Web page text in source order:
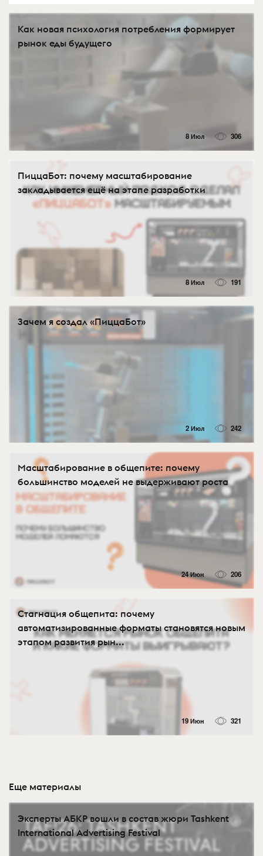
Как новая психология потребления формирует
рынок еды будущего
8 Июл 306
ПиццаБот: почему масштабирование
закладывается ещё на этапе разработки
8 Июл 191
Зачем я создал «ПиццаБот»
2 Июл 242
Масштабирование в общепите: почему
большинство моделей не выдерживают роста
24 Июн 206
Стагнация общепита: почему
автоматизированные форматы становятся новым
этапом развития рын...
19 Июн 321
Еще материалы
Эксперты АБКР вошли в состав жюри Tashkent
International Advertising Festival